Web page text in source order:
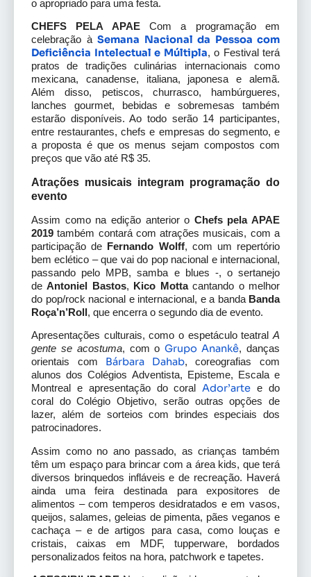
o apropriado para uma festa.
CHEFS PELA APAECom a programação em
celebração à Semana Nacional da Pessoa com
Deficiência Intelectual e Múltipla, o Festival terá
pratos de tradições culinárias internacionais como
mexicana, canadense, italiana, japonesa e alemã.
Além disso, petiscos, churrasco, hambúrgueres,
lanches gourmet, bebidas e sobremesas também
estarão disponíveis. Ao todo serão 14 participantes,
entre restaurantes, chefs e empresas do segmento, e
a proposta é que os menus sejam compostos com
preços que vão até R$ 35.
Atrações musicais integram programação do
evento
Assim como na edição anterior o Chefs pela APAE
2019 também contará com atrações musicais, com a
participação de
Fernando Wolff, com um repertório
bem eclético – que vai do pop nacional e internacional,
passando pelo MPB, samba e blues -, o sertanejo
deAntoniel Bastos, Kico Mottacantando o melhor
do pop/rock nacional e internacional, e a banda Banda
Roça’n’Roll , que encerra o segundo dia de evento.
Apresentações culturais, como o espetáculo teatral A
gente se acostuma, com oGrupo Anankê, danças
orientais com Bárbara Dahab, coreografias com
alunos dos Colégios Adventista, Episteme, Escala e
Montreal e apresentação do coral Ador’arte e do
coral do Colégio Objetivo, serão outras opções de
lazer, além de sorteios com brindes especiais dos
patrocinadores.
Assim como no ano passado, as crianças também
têm um espaço para brincar com a área kids, que terá
diversos brinquedos infláveis e de recreação. Haverá
ainda uma feira destinada para expositores de
alimentos – com temperos desidratados e em vasos,
queijos, salames, geleias de pimenta, pães veganos e
cachaça – e de artigos para casa, como louças e
cristais, caixas em MDF, tupperware, bordados
personalizados feitos na hora, patchwork e tapetes.